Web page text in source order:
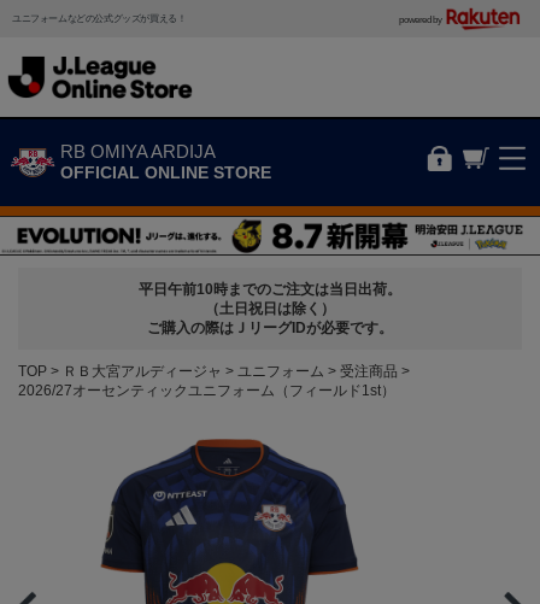
ユニフォームなどの公式グッズが買える！ powered by
RB OMIYA ARDIJA
OFFICIAL ONLINE STORE
平日午前10時までのご注文は当日出荷。
（土日祝日は除く）
ご購入の際はＪリーグIDが必要です。
TOP ＲＢ大宮アルディージャ ユニフォーム
受注商品
2026/27オーセンティックユニフォーム（フィールド1st）